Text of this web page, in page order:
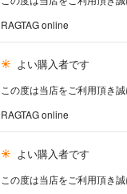
RAGTAG online
よい購入者です
この度は当店をご利用頂き
RAGTAG online
よい購入者です
この度は当店をご利用頂き